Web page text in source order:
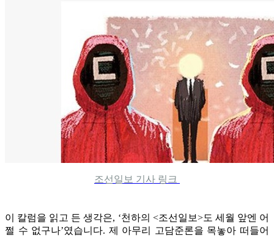
조선일보 기사 링크
이 칼럼을 읽고 든 생각은, ‘천하의 <조선일보>도 세월 앞엔 어
쩔 수 없구나’였습니다. 제 아무리 고담준론을 목놓아 떠들어